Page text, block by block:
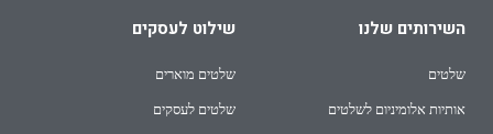
השירותים שלנו
שלטים
אותיות אלומיניום לשלטים
שילוט לעסקים
שלטים מוארים
שלטים לעסקים